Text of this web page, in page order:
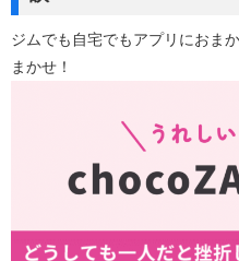
ジムでも自宅でもアプリにおま
まかせ！